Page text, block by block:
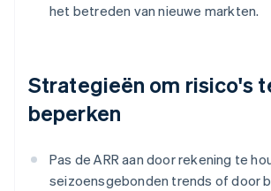
het betreden van nieuwe markten.
Strategieën om risico's
beperken
Pas de ARR aan door rekening te
seizoensgebonden trends of door